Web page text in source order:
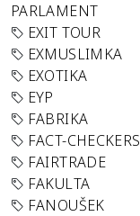
PARLAMENT
EXIT TOUR
EXMUSLIMKA
EXOTIKA
EYP
FABRIKA
FACT-CHECKERS
FAIRTRADE
FAKULTA
FANOUŠEK